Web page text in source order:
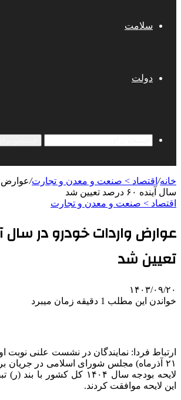
سلامت
دولت
خانه/ اقتصاد > صنعت و معدن و تجارت/عوارض
سال آینده ۶۰ درصد تعیین شد
اقتصاد > صنعت و معدن و تجارت
تعیین شد
۱۴۰۳/۰۹/۲۰
خواندن این مطلب 1 دقیقه زمان میبرد
ارتباط فردا: نمایندگان در نشست علنی نوبت
۲۱ آذرماه) مجلس شورای اسلامی در جریان
لایحه بودجه سال ۱۴۰۴ کل کشور با بند (
ر)
این لایحه موافقت کردند.